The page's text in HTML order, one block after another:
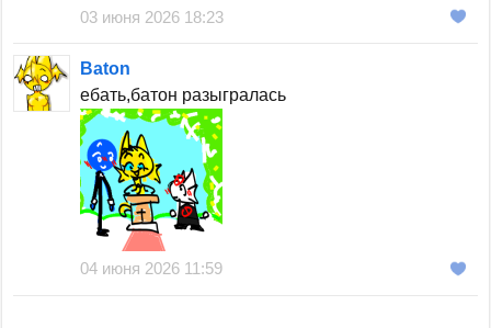
03 июня 2026 18:23
Baton
ебать,батон разыгралась
04 июня 2026 11:59